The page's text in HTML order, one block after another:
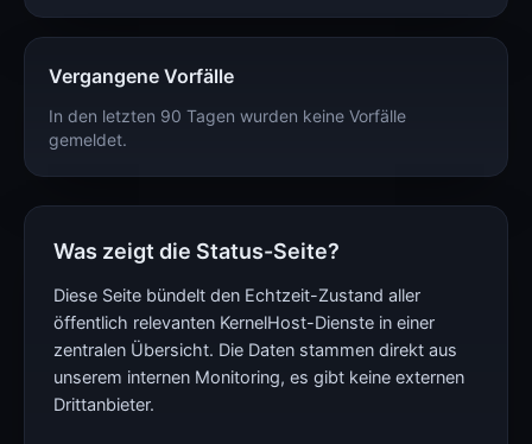
Vergangene Vorfälle
In den letzten 90 Tagen wurden keine Vorfälle
gemeldet.
Was zeigt die Status-Seite?
Diese Seite bündelt den Echtzeit-Zustand aller
öffentlich relevanten KernelHost-Dienste in einer
zentralen Übersicht. Die Daten stammen direkt aus
unserem internen Monitoring, es gibt keine externen
Drittanbieter.